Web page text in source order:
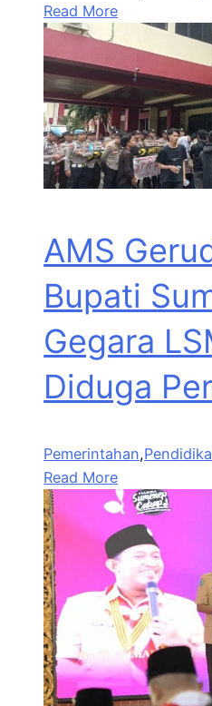
Read More
AMS
Bupati
Gegara
Diduga
Pemerintahan,
Read More